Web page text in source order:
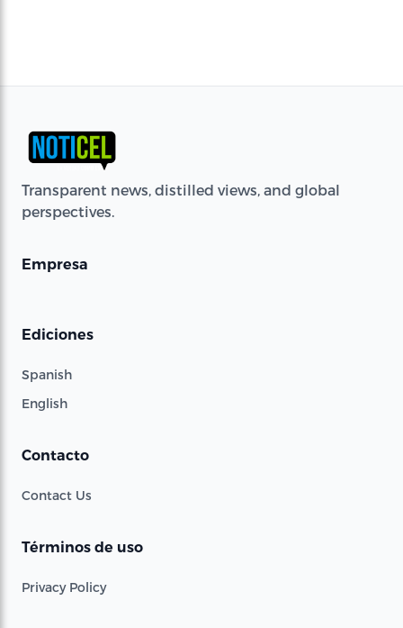
Transparent news, distilled views, and global
perspectives.
Empresa
Ediciones
Spanish
English
Contacto
Contact Us
Términos de uso
Privacy Policy